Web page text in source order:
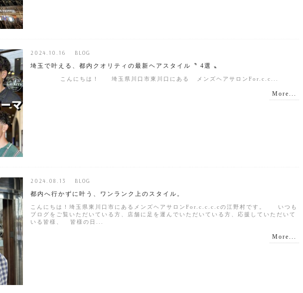
2024.10.16 BLOG
埼玉で叶える、都内クオリティの最新ヘアスタイル〝 4選 〟
こんにちは！ 埼玉県川口市東川口にある メンズヘアサロンFor.c.c...
More...
2024.08.13 BLOG
都内へ行かずに叶う、ワンランク上のスタイル。
こんにちは！埼玉県東川口市にあるメンズヘアサロンFor.c.c.c.cの江野村です。 いつも
ブログをご覧いただいている方、店舗に足を運んでいただいている方、応援していただいて
いる皆様、 皆様の日...
More...